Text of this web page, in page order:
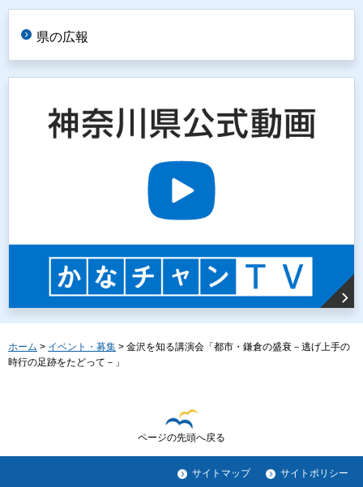
県の広報
ホーム > イベント・募集 > 金沢を知る講演会「都市・鎌倉の盛衰－逃げ上手の
時行の足跡をたどって－」
ページの先頭へ戻る
サイトマップ サイトポリシー